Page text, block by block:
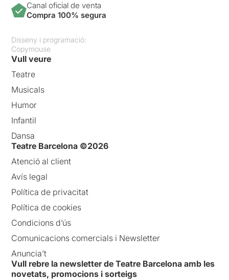
Canal oficial de venta
Compra 100% segura
Disseny i programació:
Copymouse
Vull veure
Teatre
Musicals
Humor
Infantil
Dansa
Teatre Barcelona ©2026
Atenció al client
Avís legal
Política de privacitat
Política de cookies
Condicions d’ús
Comunicacions comercials i Newsletter
Anuncia’t
Vull rebre la newsletter de Teatre Barcelona amb les
novetats, promocions i sorteigs